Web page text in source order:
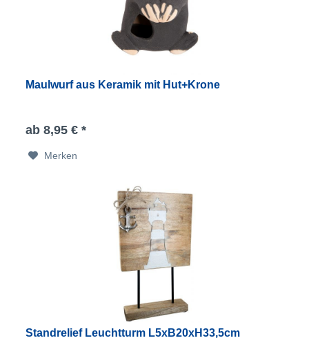
Maulwurf aus Keramik mit Hut+Krone
ab 8,95 € *
Merken
Standrelief Leuchtturm L5xB20xH33,5cm